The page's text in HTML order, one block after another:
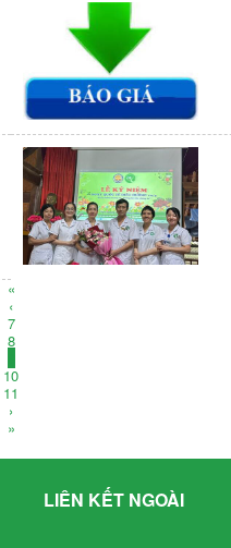
«
‹
7
8
10
11
›
»
LIÊN KẾT NGOÀI